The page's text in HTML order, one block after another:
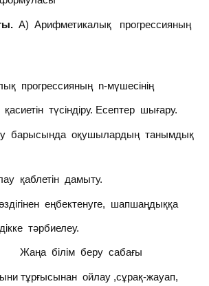
А) Арифметикалық прогрессияның
прогрессияның n-мүшесінің
түсіндіру. Есептер шығару.
барысында оқушылардың танымдық
қаблетін дамыту.
еңбектенуге, шапшаңдыққа
тәрбиелеу.
:Жаңа білім беру сабағы
тұрғысынан ойлау ,сұрақ-жауап,